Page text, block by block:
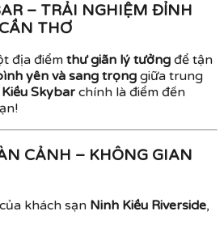
– TRẢI NGHIỆM ĐỈNH
THƠ
địa điểmthư giãn lý tưởng để tận
yên và sang trọng giữa trung
Skybarchính là điểm đến
CẢNH – KHÔNG GIAN
của khách sạn Ninh Kiều Riverside,